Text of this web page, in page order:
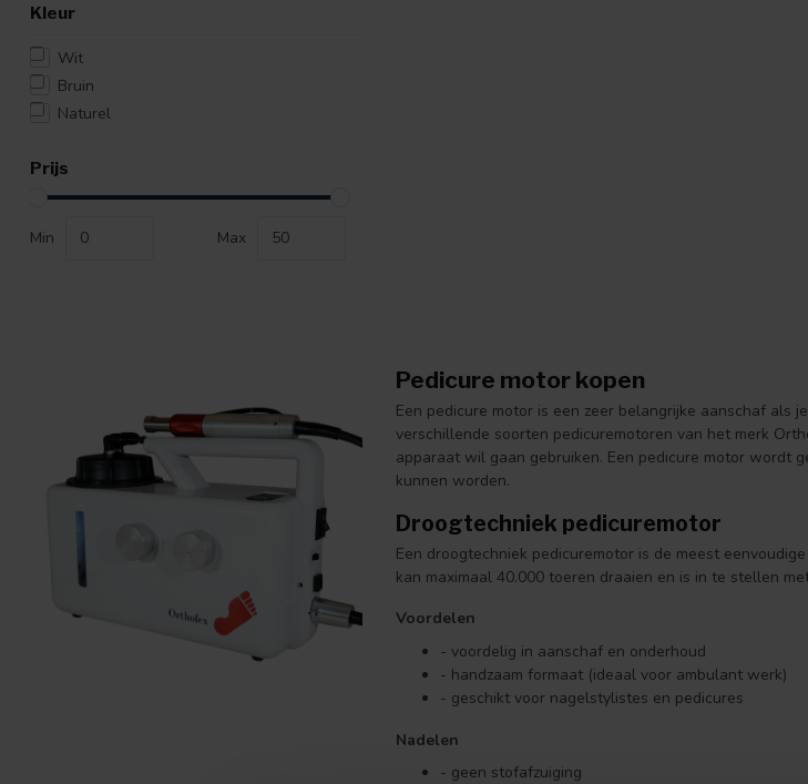
Kleur
Wit
Bruin
Naturel
Prijs
Min Max
Pedicure motor kopen
Een pedicure motor is een zeer belangrijke aanschaf
verschillende soorten pedicuremotoren van het merk
apparaat wil gaan gebruiken. Een pedicure motor wordt
kunnen worden.
Droogtechniek pedicuremotor
Een droogtechniek pedicuremotor is de meest
kan maximaal 40.000 toeren draaien en is in te stellen
Voordelen
- voordelig in aanschaf en onderhoud
- handzaam formaat (ideaal voor ambulant werk)
- geschikt voor nagelstylistes en pedicures
Nadelen
- geen stofafzuiging